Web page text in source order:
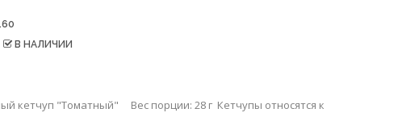
В НАЛИЧИИ
кетчуп "Томатный" Вес порции: 28 г Кетчупы относятся к